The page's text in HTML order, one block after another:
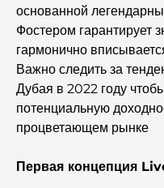
Откройте для себя
Business Bay,
Государственные
медицинское
Самый дорогой
основанной
Фостером гарантирует
гармонично
Важно следить за
Дубая в 2022 году
потенциальную
процветающем рынке
Первая концепция